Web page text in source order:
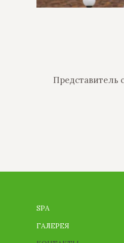
Представитель
SPA
ГАЛЕРЕЯ